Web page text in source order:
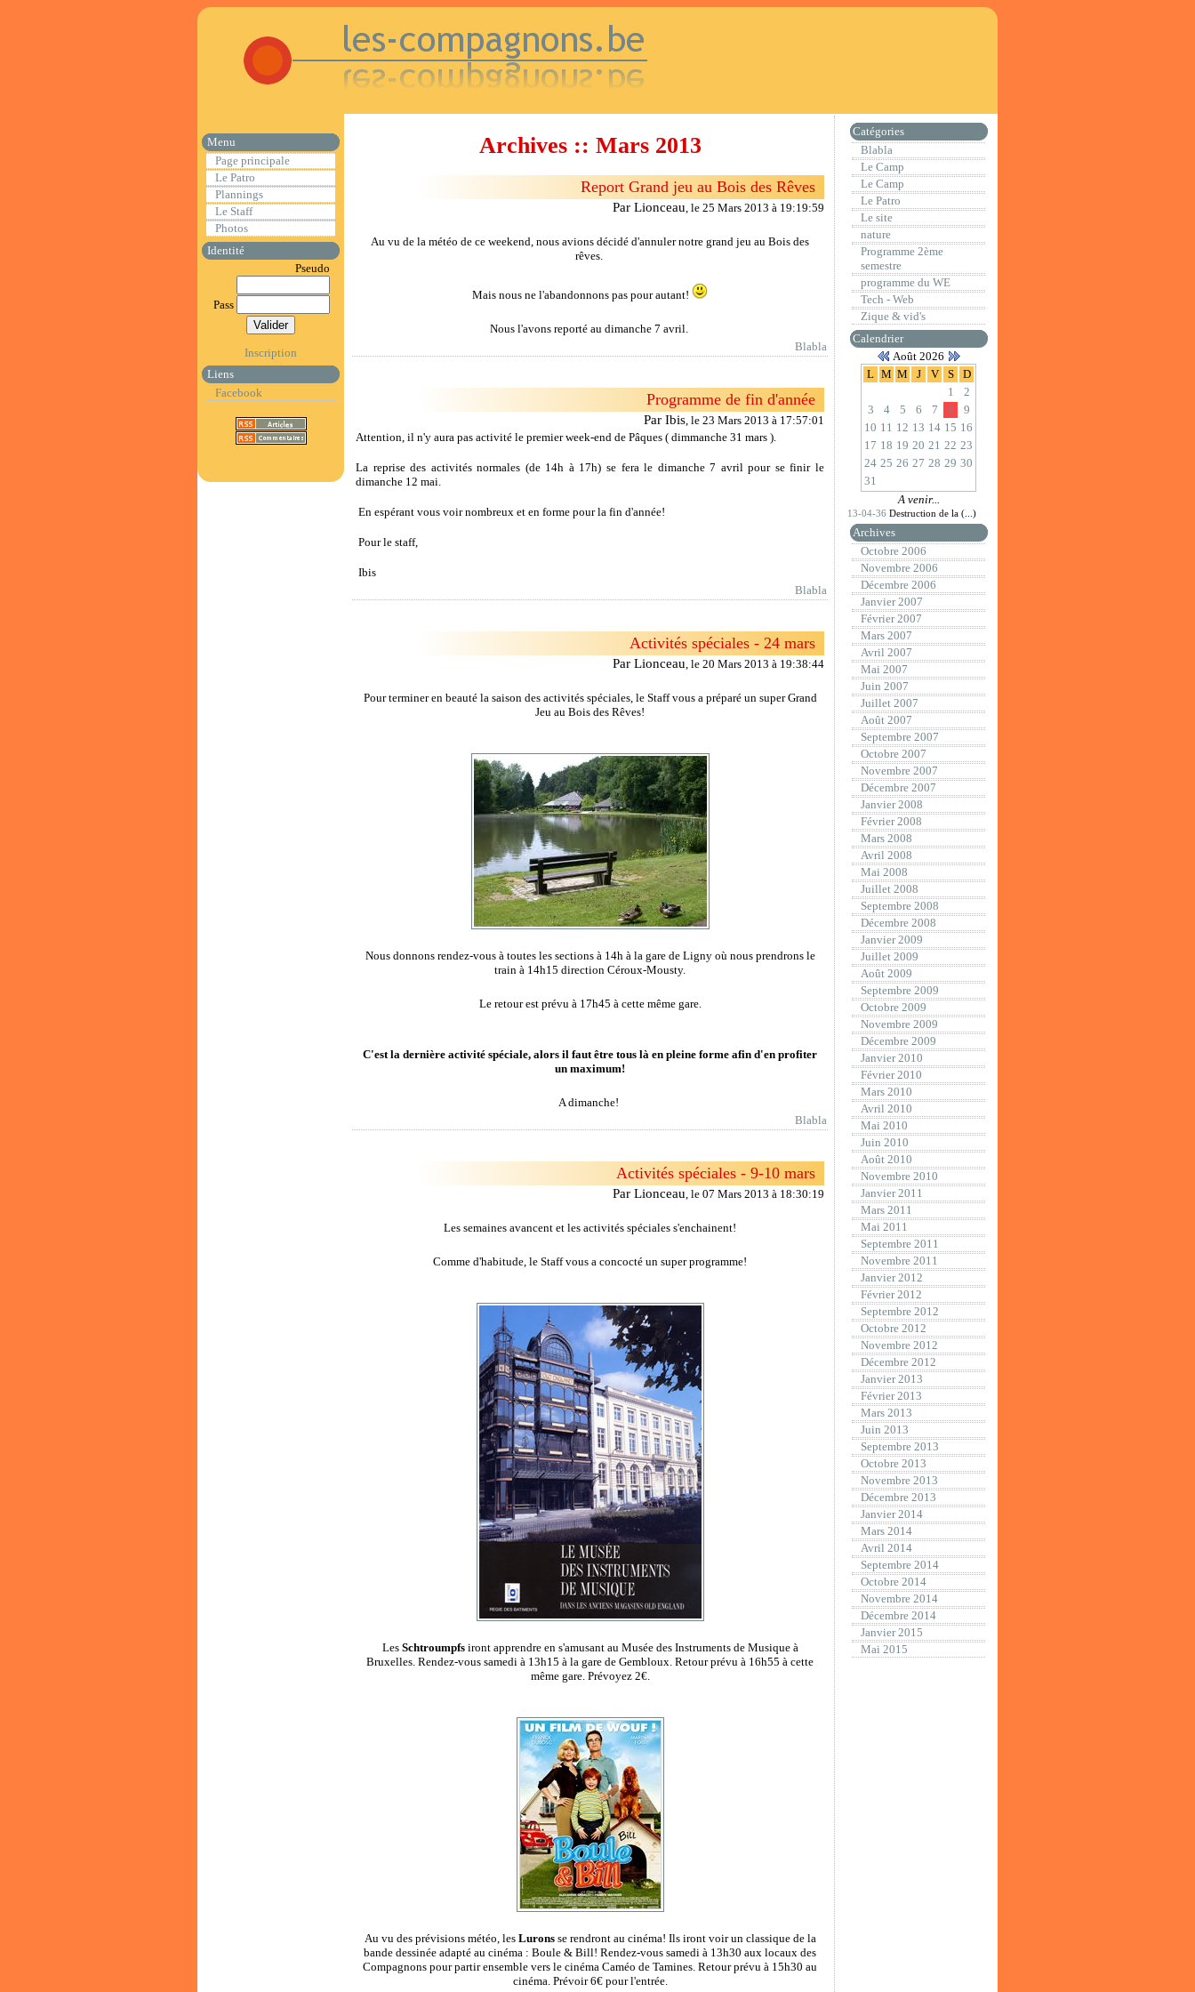
Menu
Page principale
Le Patro
Plannings
Le Staff
Photos
Identité
Pseudo
Pass
Inscription
Liens
Facebook
Archives :: Mars 2013
Report Grand jeu au Bois des Rêves
Par Lionceau le 25 Mars 2013 à 19:19:59
Au vu de la météo de ce weekend, nous avions décidé d'annuler notre grand jeu au Bois des
rêves.
Mais nous ne l'abandonnons pas pour autant!
Nous l'avons reporté au dimanche 7 avril.
Blabla
Programme de fin d'année
Par Ibis le 23 Mars 2013 à 17:57:01
Attention, il n'y aura pas activité le premier week-end de Pâques ( dimmanche 31 mars ).
La reprise des activités normales (de 14h à 17h) se fera le dimanche 7 avril pour se finir le
dimanche 12 mai.
En espérant vous voir nombreux et en forme pour la fin d'année!
Pour le staff,
Ibis
Blabla
Activités spéciales - 24 mars
Par Lionceau le 20 Mars 2013 à 19:38:44
Pour terminer en beauté la saison des activités spéciales, le Staff vous a préparé un super Grand
Jeu au Bois des Rêves!
Nous donnons rendez-vous à toutes les sections à 14h à la gare de Ligny où nous prendrons le
train à 14h15 direction Céroux-Mousty.
Le retour est prévu à 17h45 à cette même gare.
C'est la dernière activité spéciale, alors il faut être tous là en pleine forme afin d'en profiter
un maximum!
A dimanche!
Blabla
Activités spéciales - 9-10 mars
Par Lionceau le 07 Mars 2013 à 18:30:19
Les semaines avancent et les activités spéciales s'enchainent!
Comme d'habitude, le Staff vous a concocté un super programme!
Les Schtroumpfs iront apprendre en s'amusant au Musée des Instruments de Musique à
Bruxelles. Rendez-vous samedi à 13h15 à la gare de Gembloux. Retour prévu à 16h55 à cette
même gare. Prévoyez 2€.
Au vu des prévisions météo, les Lurons se rendront au cinéma! Ils iront voir un classique de la
bande dessinée adapté au cinéma : Boule & Bill! Rendez-vous samedi à 13h30 aux locaux des
Compagnons pour partir ensemble vers le cinéma Caméo de Tamines. Retour prévu à 15h30 au
cinéma. Prévoir 6€ pour l'entrée.
Catégories
Blabla
Le Camp
Le Camp
Le Patro
Le site
nature
Programme 2ème
semestre
programme du WE
Tech - Web
Zique & vid's
Calendrier
Août 2026
L M M J V S
D
1
2
3
4 5 6 7 8
9
10 11 12 13 14 15 16
17 18 19 20 21 22 23
24 25 26 27 28 29 30
31
A venir...
13-04-36 Destruction de la (...)
Archives
Octobre 2006
Novembre 2006
Décembre 2006
Janvier 2007
Février 2007
Mars 2007
Avril 2007
Mai 2007
Juin 2007
Juillet 2007
Août 2007
Septembre 2007
Octobre 2007
Novembre 2007
Décembre 2007
Janvier 2008
Février 2008
Mars 2008
Avril 2008
Mai 2008
Juillet 2008
Septembre 2008
Décembre 2008
Janvier 2009
Juillet 2009
Août 2009
Septembre 2009
Octobre 2009
Novembre 2009
Décembre 2009
Janvier 2010
Février 2010
Mars 2010
Avril 2010
Mai 2010
Juin 2010
Août 2010
Novembre 2010
Janvier 2011
Mars 2011
Mai 2011
Septembre 2011
Novembre 2011
Janvier 2012
Février 2012
Septembre 2012
Octobre 2012
Novembre 2012
Décembre 2012
Janvier 2013
Février 2013
Mars 2013
Juin 2013
Septembre 2013
Octobre 2013
Novembre 2013
Décembre 2013
Janvier 2014
Mars 2014
Avril 2014
Septembre 2014
Octobre 2014
Novembre 2014
Décembre 2014
Janvier 2015
Mai 2015